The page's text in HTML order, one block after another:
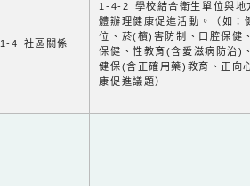
1-4 社區關係
1-4-2 學校結合衛生單位與地
體辦理健康促進活動。（如：
位、菸(檳)害防制、口腔保健
保健、性教育(含愛滋病防治)
健保(含正確用藥)教育、正向
康促進議題）